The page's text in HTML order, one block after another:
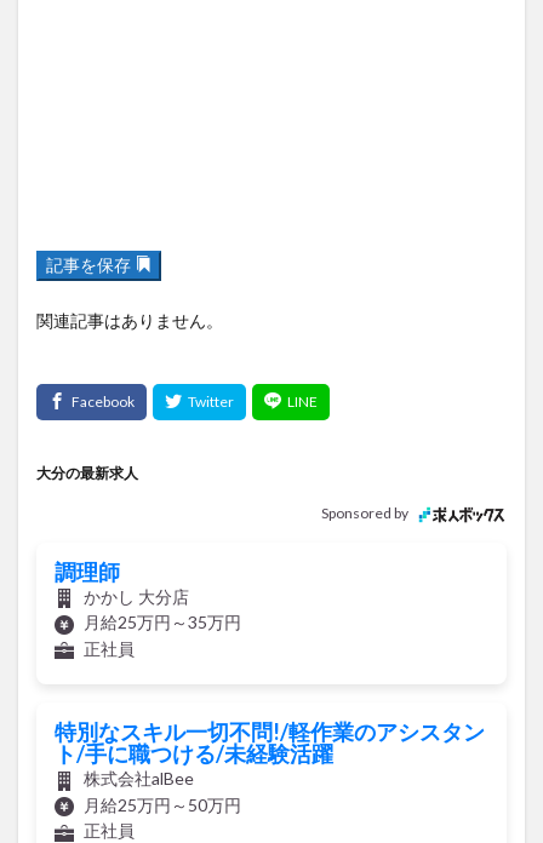
記事を保存
関連記事はありません。
大分の最新求人
Sponsored by
調理師
かかし 大分店
月給25万円～35万円
正社員
特別なスキル一切不問!/軽作業のアシスタン
ト/手に職つける/未経験活躍
株式会社alBee
月給25万円～50万円
正社員